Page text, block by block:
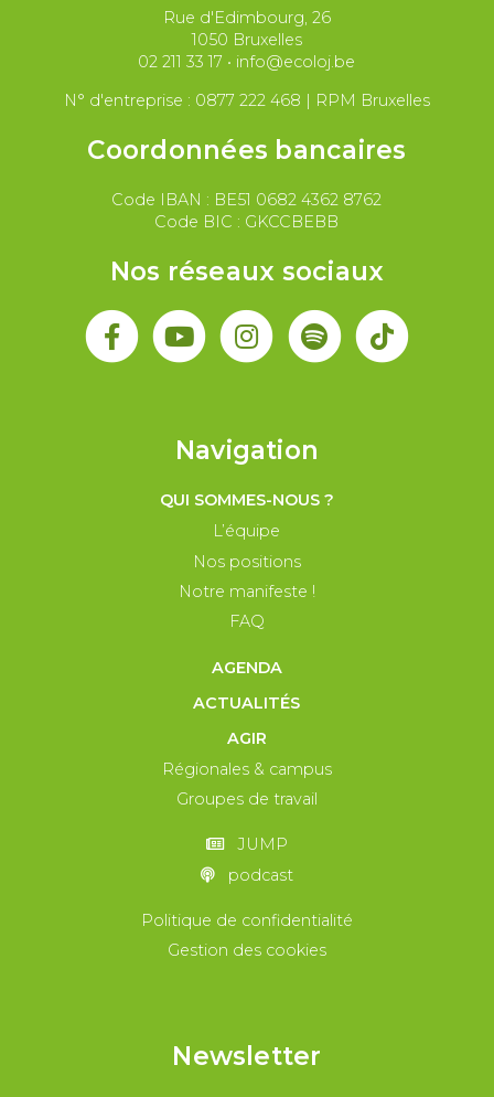
Paix et droit international
Rue d'Edimbourg, 26
1050 Bruxelles
02 211 33 17 • info@ecoloj.be
N° d'entreprise : 0877 222 468 | RPM Bruxelles
Coordonnées bancaires
Code IBAN : BE51 0682 4362 8762
Code BIC : GKCCBEBB
Nos réseaux sociaux
Navigation
QUI SOMMES-NOUS ?
L’équipe
Nos positions
Notre manifeste !
FAQ
AGENDA
ACTUALITÉS
AGIR
Régionales & campus
Groupes de travail
JUMP
podcast
Politique de confidentialité
Gestion des cookies
Newsletter